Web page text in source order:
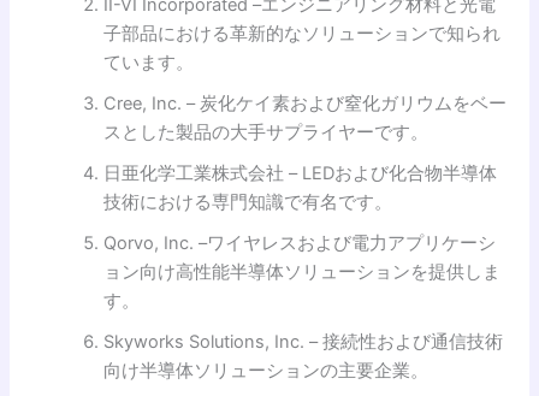
II-VI Incorporated –エンジニアリング材料と光電
子部品における革新的なソリューションで知られ
ています。
Cree, Inc. – 炭化ケイ素および窒化ガリウムをベー
スとした製品の大手サプライヤーです。
日亜化学工業株式会社 – LEDおよび化合物半導体
技術における専門知識で有名です。
Qorvo, Inc. –ワイヤレスおよび電力アプリケーシ
ョン向け高性能半導体ソリューションを提供しま
す。
Skyworks Solutions, Inc. – 接続性および通信技術
向け半導体ソリューションの主要企業。